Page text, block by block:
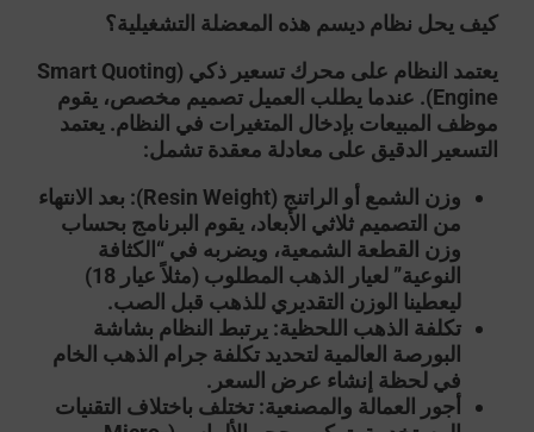
كيف يحل نظام ديسم هذه المعضلة التشغيلية؟
يعتمد النظام على محرك تسعير ذكي (Smart Quoting
Engine). عندما يطلب العميل
تصميم مخصص، يقوم
موظف المبيعات بإدخال المتغيرات في النظام. يعتمد
التسعير الدقيق على معادلة معقدة تشمل:
وزن الشمع أو الراتنج (Resin Weight):
بعد الانتهاء
من التصميم ثلاثي الأبعاد، يقوم البرنامج بحساب
وزن القطعة الشمعية، ويضربه في “الكثافة
النوعية” لعيار الذهب المطلوب (مثلاً عيار 18)
ليعطينا الوزن التقديري للذهب قبل الصب.
تكلفة الذهب اللحظية: يرتبط النظام بشاشة
البورصة العالمية لتحديد تكلفة جرام الذهب الخام
في لحظة إنشاء عرض السعر.
أجور العمالة والمصنعية: تختلف باختلاف التقنيات